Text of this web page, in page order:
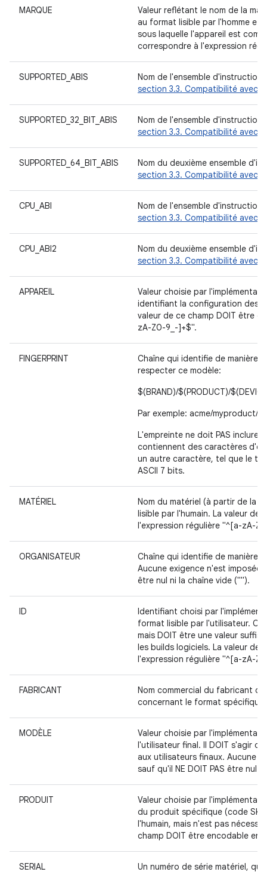
MARQUE
Valeur reflétant le nom de la
au format lisible par l'homme et
sous laquelle l'appareil est
correspondre à l'expression
SUPPORTED_ABIS
Nom de l'ensemble
section 3.3. Compatibilité avec
SUPPORTED_32_BIT_ABIS
Nom de l'ensemble
section 3.3. Compatibilité avec
SUPPORTED_64_BIT_ABIS
Nom du deuxième ensemble
section 3.3. Compatibilité avec
CPU_ABI
Nom de l'ensemble
section 3.3. Compatibilité avec
CPU_ABI2
Nom du deuxième ensemble
section 3.3. Compatibilité avec
APPAREIL
Valeur choisie par
identifiant la configuration des
valeur de ce champ DOIT être
zA-Z0-9_-]+$".
FINGERPRINT
Chaîne qui identifie de manière
respecter ce modèle:
$(BRAND)/$(PRODUCT)/
Par exemple: acme/myproduct/
L'empreinte ne doit PAS inclure
contiennent des caractères
un autre caractère, tel que le
ASCII 7 bits.
MATÉRIEL
Nom du matériel (à partir de la
lisible par l'humain. La valeur de
l'expression régulière "^[a-zA-
ORGANISATEUR
Chaîne qui identifie de manière
Aucune exigence n'est imposée
être nul ni la chaîne vide ("").
ID
Identifiant choisi par
format lisible par l'utilisateur. Ce
mais DOIT être une valeur
les builds logiciels. La valeur de
l'expression régulière "^[a-zA-
FABRICANT
Nom commercial du fabricant
concernant le format spécifique
MODÈLE
Valeur choisie par
l'utilisateur final. Il DOIT s'agir
aux utilisateurs finaux. Aucune
sauf qu'il NE DOIT PAS être nul
PRODUIT
Valeur choisie par
du produit spécifique (code
l'humain, mais n'est pas
champ DOIT être encodable en
SERIAL
Un numéro de série matériel,